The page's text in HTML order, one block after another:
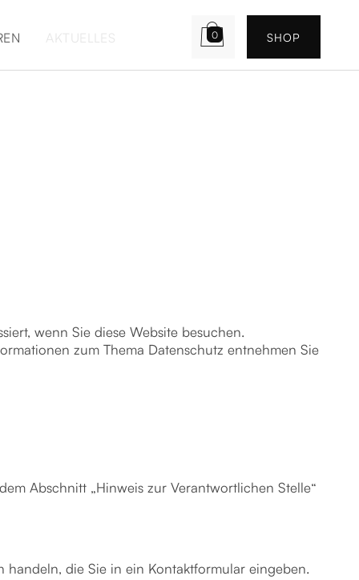
AKTUELLES 
0 SHOP
wenn Sie diese Website besuchen.
zum Thema Datenschutz entnehmen Sie
Abschnitt „Hinweis zur Verantwortlichen Stelle“
handeln, die Sie in ein Kontaktformular eingeben.